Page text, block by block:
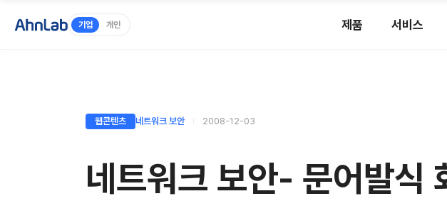
기업 개인 제품 서비스
웹콘텐츠 네트워크 보안 2008-12-03
네트워크 보안- 문어발식